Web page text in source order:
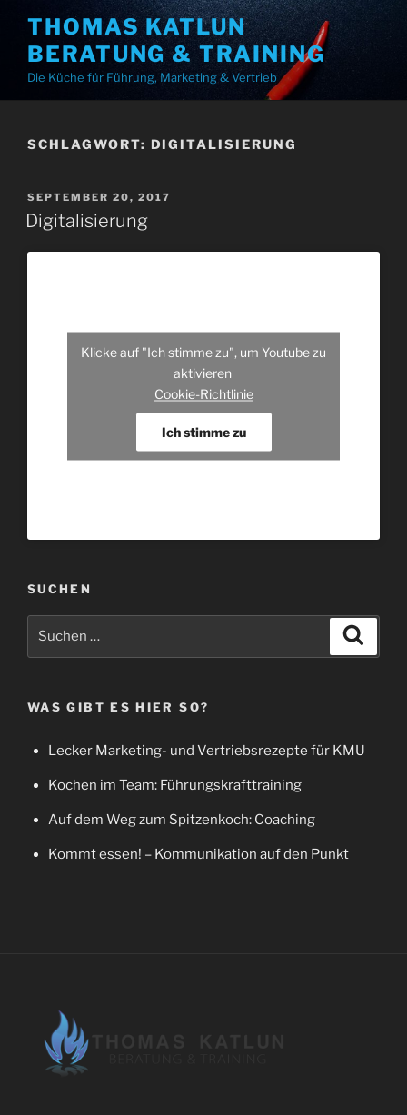
Inhalt
springen
THOMAS KATLUN
BERATUNG & TRAINING
Die Küche für Führung, Marketing & Vertrieb
SCHLAGWORT: DIGITALISIERUNG
VERÖFFENTLICHT
AM
SEPTEMBER 20, 2017
Digitalisierung
Klicke auf "Ich stimme zu", um Youtube zu
aktivieren
Cookie-Richtlinie
Ich stimme zu
SUCHEN
WAS GIBT ES HIER SO?
Lecker Marketing- und Vertriebsrezepte für KMU
Kochen im Team: Führungskrafttraining
Auf dem Weg zum Spitzenkoch: Coaching
Kommt essen! – Kommunikation auf den Punkt